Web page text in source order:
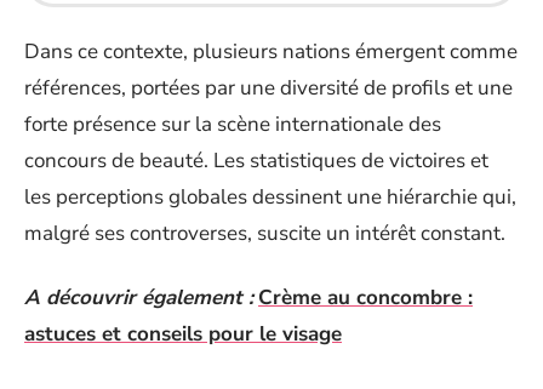
Dans ce contexte, plusieurs nations émergent comme
références, portées par une diversité de profils et une
forte présence sur la scène internationale des
concours de beauté. Les statistiques de victoires et
les perceptions globales dessinent une hiérarchie qui,
malgré ses controverses, suscite un intérêt constant.
A découvrir également : Crème au concombre :
astuces et conseils pour le visage